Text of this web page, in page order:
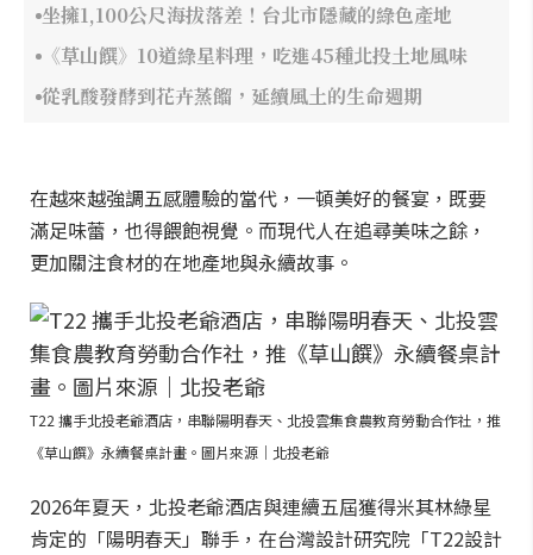
坐擁1,100公尺海拔落差！台北市隱藏的綠色產地
《草山饌》10道綠星料理，吃進45種北投土地風味
從乳酸發酵到花卉蒸餾，延續風土的生命週期
在越來越強調五感體驗的當代，一頓美好的餐宴，既要
滿足味蕾，也得餵飽視覺。而現代人在追尋美味之餘，
更加關注食材的在地產地與永續故事。
T22 攜手北投老爺酒店，串聯陽明春天、北投雲集食農教育勞動合作社，推
《草山饌》永續餐桌計畫。圖片來源｜北投老爺
2026年夏天，北投老爺酒店與連續五屆獲得米其林綠星
肯定的「陽明春天」聯手，在台灣設計研究院「T22設計